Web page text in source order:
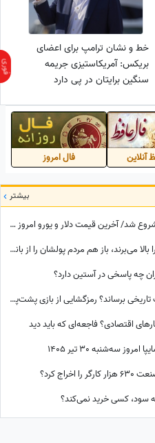
خط و نشان ترامپ برای اعضای
بریکس: آمریکاستیزی جریمه
سنگین برایتان در پی دارد
آنلاین فال امروز
بیشتر
روزی که با کاهش چشمگیر قیمت دلار شروع شد/ آخرین قیمت دلار و یورو امروز سه‌شنبه 30 تیر 1405
تله خطرناک سود بانکی؛ چرا هرچه سود را بالا می‌برند، باز هم مردم پولشان را از بانکها برمی‌دارند؟
چه پاسخی در آستین دارد؟
چرا تنگه هرمز نتوانست نفت را به قیمت تاریخی برساند؟ رمزگشایی از بازی پشت‌پرده پکن
اقتصادی؟ فاجعه‌ای که باید دید
سه‌شنبه 30 تیر 1405
کرد؟
سود، کسی خرید نمی‌کند؟